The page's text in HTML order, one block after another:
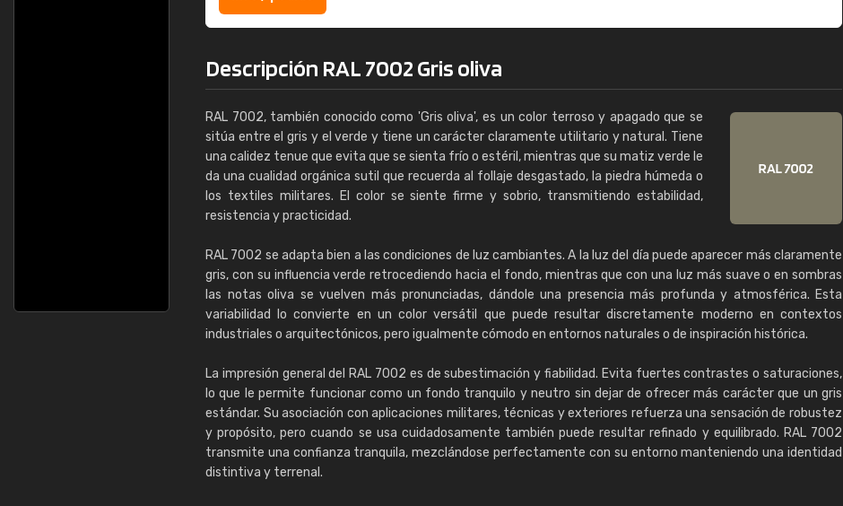
Descripción RAL 7002 Gris oliva
RAL 7002, también conocido como 'Gris oliva', es un color terroso y apagado que se
sitúa entre el gris y el verde y tiene un carácter claramente utilitario y natural. Tiene
una calidez tenue que evita que se sienta frío o estéril, mientras que su matiz verde le
da una cualidad orgánica sutil que recuerda al follaje desgastado, la piedra húmeda o
los textiles militares. El color se siente firme y sobrio, transmitiendo estabilidad,
resistencia y practicidad.
RAL 7002 se adapta bien a las condiciones de luz cambiantes. A la luz del día puede aparecer más claramente
gris, con su influencia verde retrocediendo hacia el fondo, mientras que con una luz más suave o en sombras
las notas oliva se vuelven más pronunciadas, dándole una presencia más profunda y atmosférica. Esta
variabilidad lo convierte en un color versátil que puede resultar discretamente moderno en contextos
industriales o arquitectónicos, pero igualmente cómodo en entornos naturales o de inspiración histórica.
La impresión general del RAL 7002 es de subestimación y fiabilidad. Evita fuertes contrastes o saturaciones,
lo que le permite funcionar como un fondo tranquilo y neutro sin dejar de ofrecer más carácter que un gris
estándar. Su asociación con aplicaciones militares, técnicas y exteriores refuerza una sensación de robustez
y propósito, pero cuando se usa cuidadosamente también puede resultar refinado y equilibrado. RAL 7002
transmite una confianza tranquila, mezclándose perfectamente con su entorno manteniendo una identidad
distintiva y terrenal.